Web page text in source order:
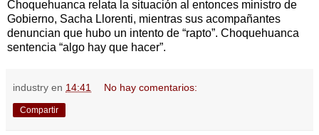
Choquehuanca relata la situación al entonces ministro de
Gobierno, Sacha Llorenti, mientras sus acompañantes
denuncian que hubo un intento de “rapto”. Choquehuanca
sentencia “algo hay que hacer”.
industry en 14:41 No hay comentarios:
Compartir